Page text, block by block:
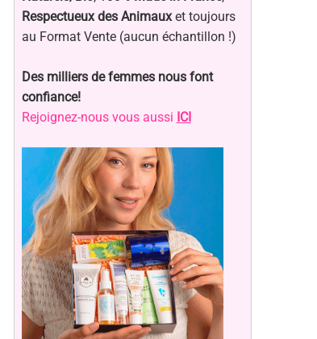
Respectueux des Animauxet toujours
au Format Vente (aucun échantillon !)
Des milliers de femmes nous font
confiance!
Rejoignez-nous vous aussi ICI